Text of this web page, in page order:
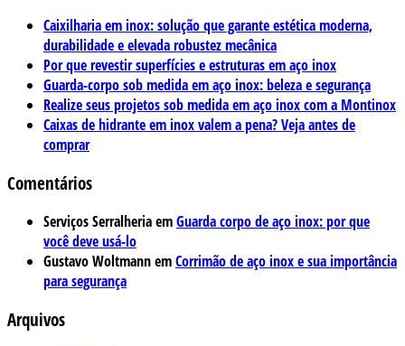
Caixilharia em inox: solução que garante estética moderna,
durabilidade e elevada robustez mecânica
Por que revestir superfícies e estruturas em aço inox
Guarda-corpo sob medida em aço inox: beleza e segurança
Realize seus projetos sob medida em aço inox com a Montinox
Caixas de hidrante em inox valem a pena? Veja antes de
comprar
Comentários
Serviços SerralheriaemGuarda corpo de aço inox: por que
você deve usá-lo
Gustavo WoltmannemCorrimão de aço inox e sua importância
para segurança
Arquivos